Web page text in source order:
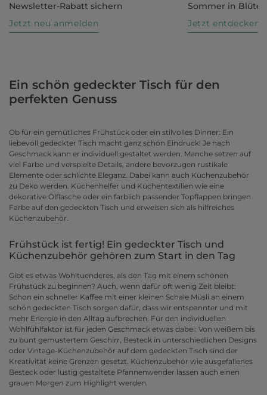
Newsletter-Rabatt sichern
Jetzt neu anmelden
Sommer in Blüte
Jetzt entdecken
Ein schön gedeckter Tisch für den
perfekten Genuss
Ob für ein gemütliches Frühstück oder ein stilvolles Dinner: Ein
liebevoll gedeckter Tisch macht ganz schön Eindruck! Je nach
Geschmack kann er individuell gestaltet werden. Manche setzen auf
viel Farbe und verspielte Details, andere bevorzugen rustikale
Elemente oder schlichte Eleganz. Dabei kann auch Küchenzubehör
zu Deko werden. Küchenhelfer und Küchentextilien wie eine
dekorative Ölflasche oder ein farblich passender Topflappen bringen
Farbe auf den gedeckten Tisch und erweisen sich als hilfreiches
Küchenzubehör.
Frühstück ist fertig! Ein gedeckter Tisch und
Küchenzubehör gehören zum Start in den Tag
Gibt es etwas Wohltuenderes, als den Tag mit einem schönen
Frühstück zu beginnen? Auch, wenn dafür oft wenig Zeit bleibt:
Schon ein schneller Kaffee mit einer kleinen Schale Müsli an einem
schön gedeckten Tisch sorgen dafür, dass wir entspannter und mit
mehr Energie in den Alltag aufbrechen. Für den individuellen
Wohlfühlfaktor ist für jeden Geschmack etwas dabei: Von weißem bis
zu bunt gemustertem Geschirr, Besteck in unterschiedlichen Designs
oder Vintage-Küchenzubehör auf dem gedeckten Tisch sind der
Kreativität keine Grenzen gesetzt. Küchenzubehör wie ausgefallenes
Besteck oder lustig gestaltete Pfannenwender lassen auch einen
grauen Morgen zum Highlight werden.